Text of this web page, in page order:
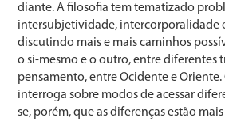
diante. A filosofia tem tematizado
intersubjetividade, intercorporalidade
discutindo mais e mais caminhos
o si-mesmo e o outro, entre diferentes
pensamento, entre Ocidente e Oriente.
interroga sobre modos de acessar
se, porém, que as diferenças estão